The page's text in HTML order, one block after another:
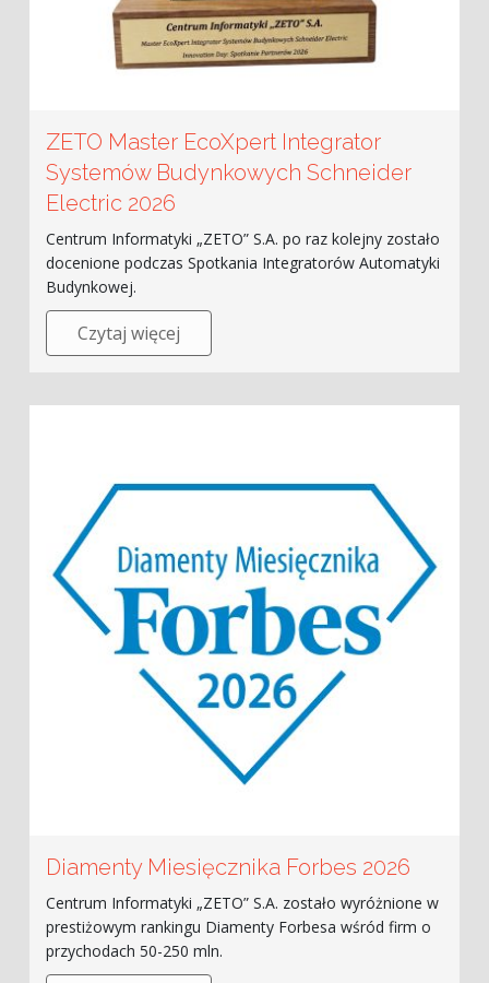
ZETO Master EcoXpert Integrator
Systemów Budynkowych Schneider
Electric 2026
Centrum Informatyki „ZETO” S.A. po raz kolejny zostało
docenione podczas Spotkania Integratorów Automatyki
Budynkowej.
Czytaj więcej
Diamenty Miesięcznika Forbes 2026
Centrum Informatyki „ZETO” S.A. zostało wyróżnione w
prestiżowym rankingu Diamenty Forbesa wśród firm o
przychodach 50-250 mln.